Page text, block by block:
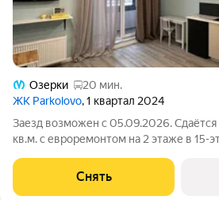
Озерки
20 мин.
ЖК Parkolovo, 1 квартал 2024
Заезд возможен с 05.09.2026.
кв.м. с евроремонтом на 2 этаже в 15-
Холодильник Микроволновка Дом - монолитный, окна выходят
на улицу. В
Снять